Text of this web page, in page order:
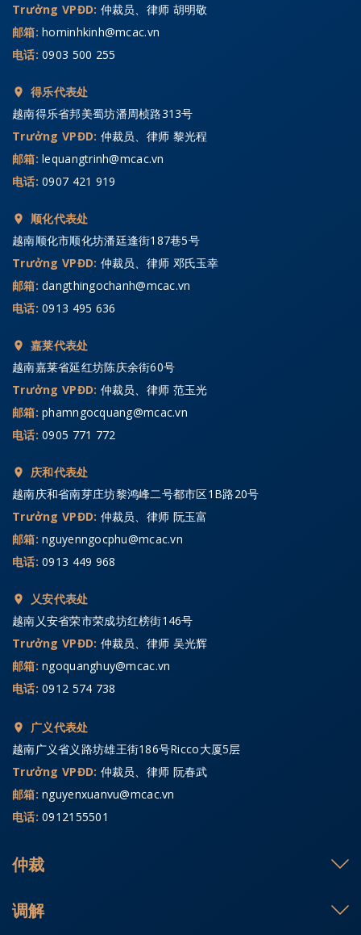
Trưởng VPĐD: 仲裁员、律师 胡明敬
邮箱:hominhkinh@mcac.vn
电话:0903 500 255
得乐代表处
越南得乐省邦美蜀坊潘周桢路313号
Trưởng VPĐD: 仲裁员、律师 黎光程
邮箱:lequangtrinh@mcac.vn
电话:0907 421 919
顺化代表处
越南顺化市顺化坊潘廷逢街187巷5号
Trưởng VPĐD: 仲裁员、律师 邓氏玉幸
邮箱:dangthingochanh@mcac.vn
电话:0913 495 636
嘉莱代表处
越南嘉莱省延红坊陈庆余街60号
Trưởng VPĐD: 仲裁员、律师 范玉光
邮箱:phamngocquang@mcac.vn
电话:0905 771 772
庆和代表处
越南庆和省南芽庄坊黎鸿峰二号都市区1B路20号
Trưởng VPĐD: 仲裁员、律师 阮玉富
邮箱:nguyenngocphu@mcac.vn
电话:0913 449 968
乂安代表处
越南乂安省荣市荣成坊红榜街146号
Trưởng VPĐD: 仲裁员、律师 吴光辉
邮箱:ngoquanghuy@mcac.vn
电话:0912 574 738
广义代表处
越南广义省义路坊雄王街186号Ricco大厦5层
Trưởng VPĐD: 仲裁员、律师 阮春武
邮箱:nguyenxuanvu@mcac.vn
电话:0912155501
仲裁
调解